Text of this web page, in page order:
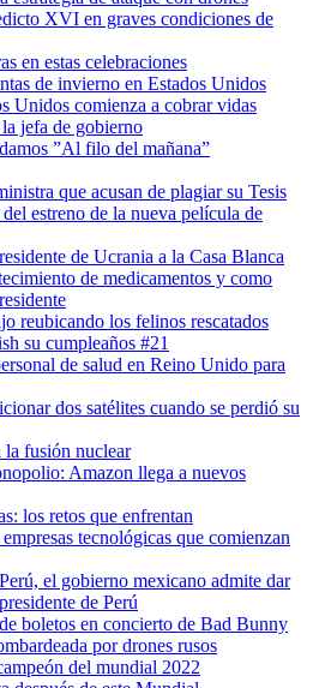
XVI en graves condiciones de
en estas celebraciones
de invierno en Estados Unidos
Unidos comienza a cobrar vidas
jefa de gobierno
”Al filo del mañana”
que acusan de plagiar su Tesis
estreno de la nueva película de
de Ucrania a la Casa Blanca
de medicamentos y como
reubicando los felinos rescatados
su cumpleaños #21
de salud en Reino Unido para
dos satélites cuando se perdió su
la fusión nuclear
Amazon llega a nuevos
los retos que enfrentan
tecnológicas que comienzan
el gobierno mexicano admite dar
de Perú
boletos en concierto de Bad Bunny
por drones rusos
del mundial 2022